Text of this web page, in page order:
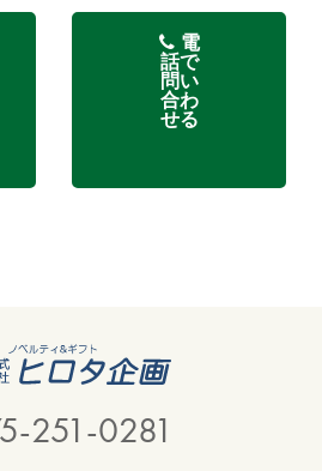
電
話で
問い
合わ
せる
251-0281